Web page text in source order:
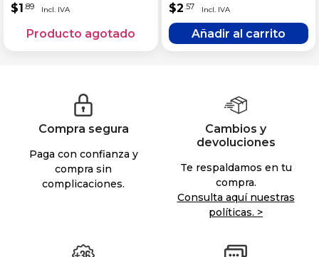
$1 .89 $2 .57
Compra segura
Paga con confianza y
compra sin
complicaciones.
Cambios y
devoluciones
Te respaldamos en tu
compra.
Consulta aquí nuestras
políticas. >